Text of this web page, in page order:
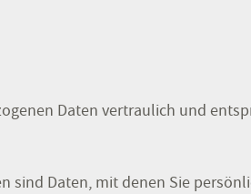
Daten vertraulich und
sind Daten, mit denen Sie